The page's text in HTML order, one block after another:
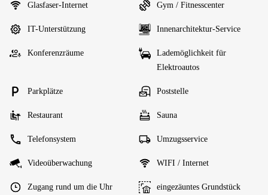
Glasfaser-Internet Gym / Fitnesscenter
IT-Unterstützung Innenarchitektur-Service
Konferenzräume
Lademöglichkeit für
Elektroautos
Parkplätze Poststelle
Restaurant Sauna
Telefonsystem Umzugsservice
Videoüberwachung WIFI / Internet
Zugang rund um die Uhr eingezäuntes Grundstück